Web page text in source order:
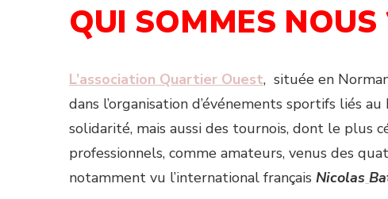
QUI SOMMES NOUS
L’association Quartier Ouest, située en
dans l’organisation d’événements sportifs liés
solidarité, mais aussi des tournois, dont le plus
professionnels, comme amateurs, venus des
notamment vu l’international français Nicolas